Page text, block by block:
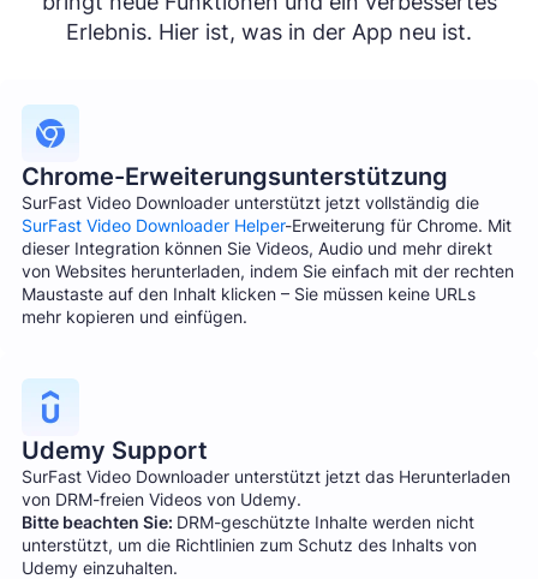
Erlebnis. Hier ist, was in der App neu ist.
Chrome-Erweiterungsunterstützung
SurFast Video Downloader unterstützt jetzt vollständig die
SurFast Video Downloader Helper-Erweiterung für Chrome. Mit
dieser Integration können Sie Videos, Audio und mehr direkt
von Websites herunterladen, indem Sie einfach mit der rechten
Maustaste auf den Inhalt klicken – Sie müssen keine URLs
mehr kopieren und einfügen.
Udemy Support
SurFast Video Downloader unterstützt jetzt das Herunterladen
von DRM-freien Videos von Udemy.
Bitte beachten Sie: DRM-geschützte Inhalte werden nicht
unterstützt, um die Richtlinien zum Schutz des Inhalts von
Udemy einzuhalten.